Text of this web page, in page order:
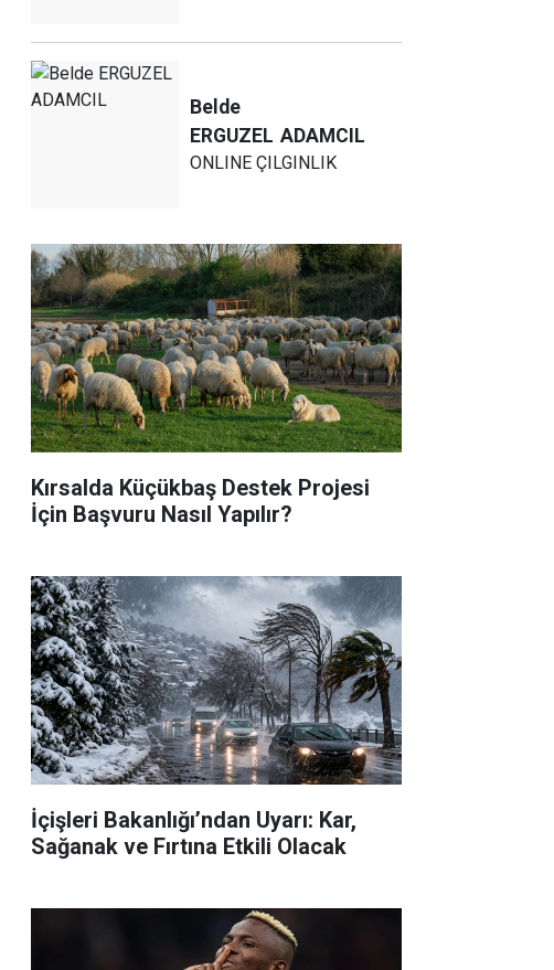
Belde
ERGUZEL ADAMCIL
ONLINE ÇILGINLIK
Kırsalda Küçükbaş Destek Projesi
İçin Başvuru Nasıl Yapılır?
İçişleri Bakanlığı’ndan Uyarı: Kar,
Sağanak ve Fırtına Etkili Olacak